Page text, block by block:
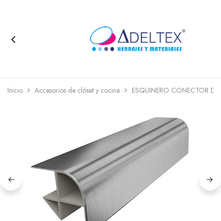
Inicio Accesorios de clóset y cocina ESQUINERO CONECTOR